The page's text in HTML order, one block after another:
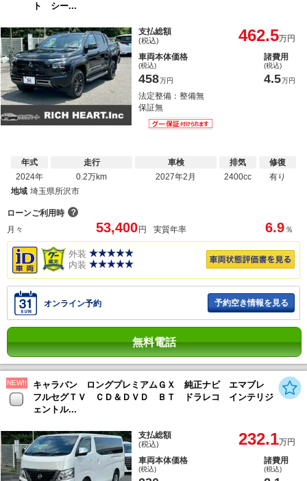
ト シー...
支払総額
(税込) 462.5万円
車両本体価格
(税込)
458万円
諸費用
(税込)
4.5万円
法定整備：整備無
保証無
年式
2024年
走行
0.2万km
車検
2027年2月
排気
2400cc
修復
有り
地域 埼玉県所沢市
ローンご利用時 ？
月々
53,400円 実質年率 6.9 ％
外装
内装
オンライン予約 予約空き情報を見る
無料電話
NEW!!
キャラバン ロングプレミアムＧＸ 純正ナビ エマブレ
フルセグＴＶ ＣＤ＆ＤＶＤ ＢＴ ドラレコ インテリジ
ェントル...
支払総額
(税込) 232.1万円
車両本体価格
(税込)
諸費用
(税込)